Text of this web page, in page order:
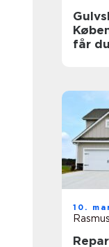
får
10.